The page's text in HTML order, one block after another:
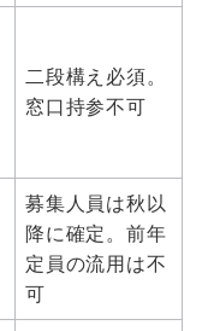
二段構え必須。
窓口持参不可
募集人員は秋以
降に確定。前年
定員の流用は不
可